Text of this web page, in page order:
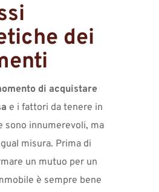
dei
di acquistare
e i fattori da tenere in
sono innumerevoli, ma
misura. Prima di
un mutuo per un
è sempre bene